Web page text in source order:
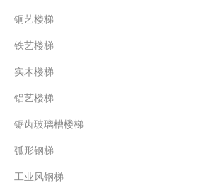
铜艺楼梯
铁艺楼梯
实木楼梯
铝艺楼梯
锯齿玻璃槽楼梯
弧形钢梯
工业风钢梯